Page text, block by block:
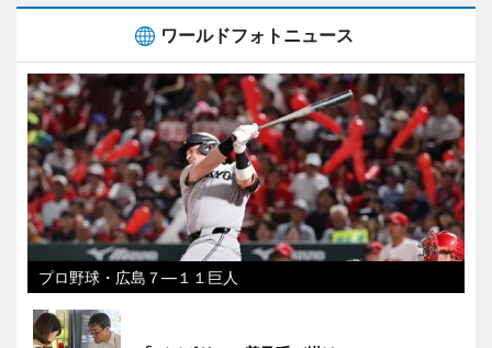
ワールドフォトニュース
プロ野球・広島７―１１巨人